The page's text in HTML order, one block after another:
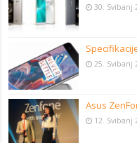
30. Svibanj
25. Svibanj
Asus
12. Svibanj